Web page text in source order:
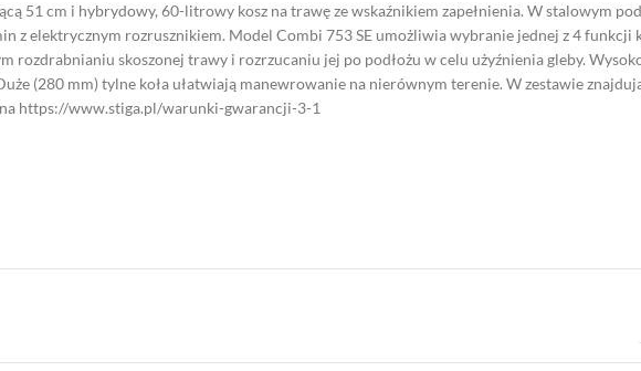
51 cm i hybrydowy, 60-litrowy kosz na trawę ze wskaźnikiem zapełnienia. W stalowym
z elektrycznym rozrusznikiem. Model Combi 753 SE umożliwia wybranie jednej z 4 funkcji
rozdrabnianiu skoszonej trawy i rozrzucaniu jej po podłożu w celu użyźnienia gleby.
(280 mm) tylne koła ułatwiają manewrowanie na nierównym terenie. W zestawie
https://www.stiga.pl/warunki-gwarancji-3-1